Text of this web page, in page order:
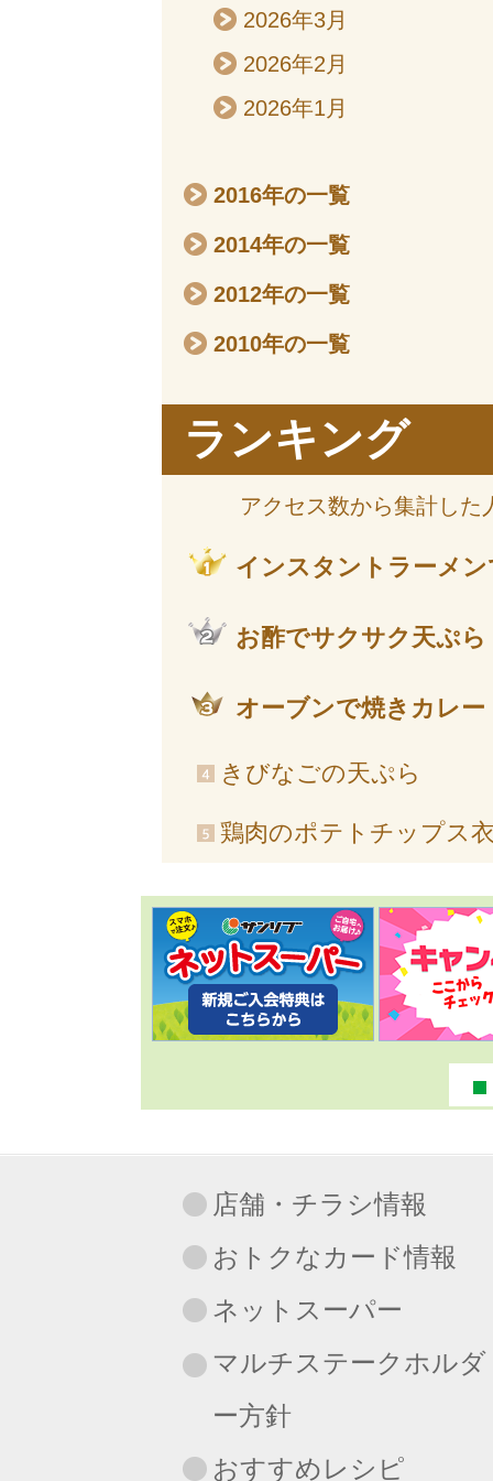
2026年3月
2026年2月
2026年1月
2016年の一覧
2014年の一覧
2012年の一覧
2010年の一覧
ランキング
アクセス数から集計した
インスタントラーメ
お酢でサクサク天ぷら
オーブンで焼きカレー
きびなごの天ぷら
鶏肉のポテトチップス
店舗・チラシ情報
おトクなカード情報
ネットスーパー
マルチステークホルダ
ー方針
おすすめレシピ